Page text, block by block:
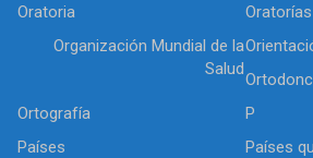
Oratoria
Oratorías
Organización Mundial de la
Salud
Ortografía
P
Países
Países